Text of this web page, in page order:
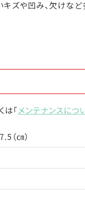
ズや凹み、欠けな
「メンテナンスにつ
㎝）